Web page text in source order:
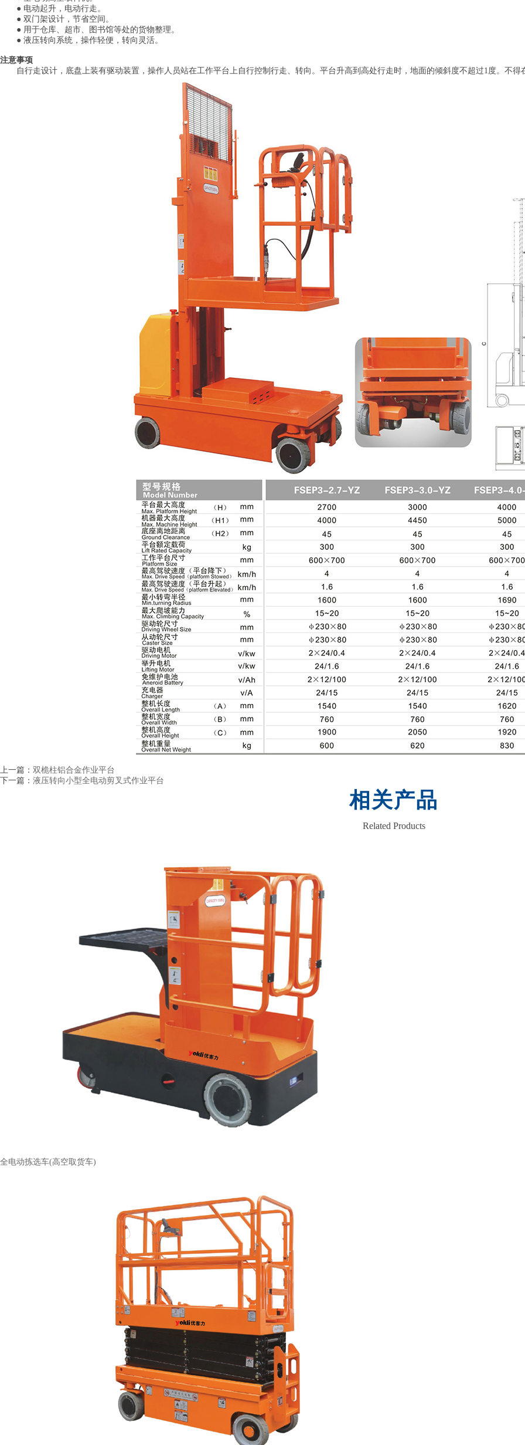
● 电动起升，电动行走。
● 双门架设计，节省空间。
● 用于仓库、超市、图书馆等处的货物整理。
● 液压转向系统，操作轻便，转向灵活。
注意事项
自行走设计，底盘上装有驱动装置，操作人员站在工作平台上自行控制行走、转向。平台升高到高处行走时，地面的倾斜度不超过1度。不得
上一篇： 双桅柱铝合金作业平台
下一篇： 液压转向小型全电动剪叉式作业平台
相关产品
Related Products
全电动拣选车(高空取货车)